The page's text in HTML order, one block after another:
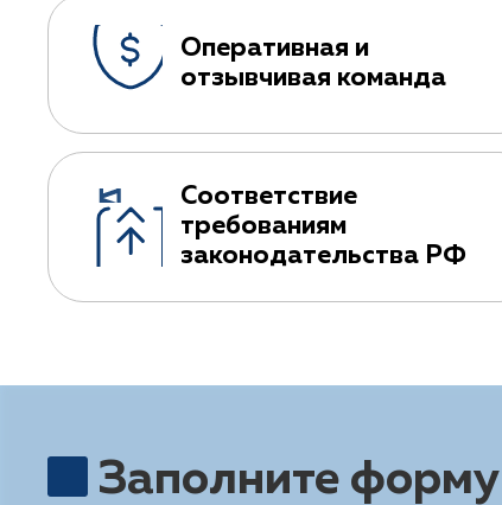
Оперативная и
отзывчивая команда
Соответствие
требованиям
законодательства РФ
Заполните